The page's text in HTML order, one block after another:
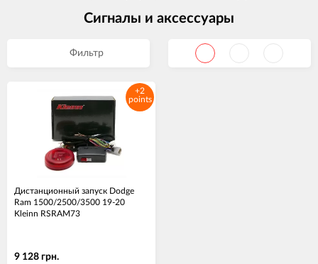
Сигналы и аксессуары
Фильтр
+2
points
Дистанционный запуск Dodge
Ram 1500/2500/3500 19-20
Kleinn RSRAM73
9 128 грн.